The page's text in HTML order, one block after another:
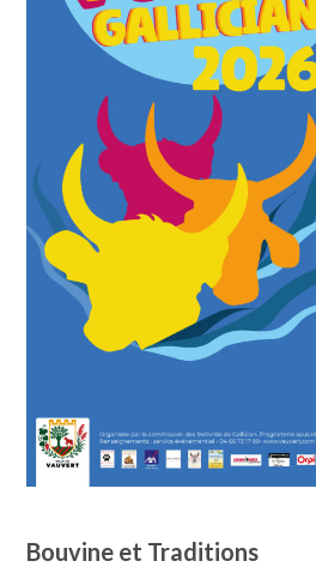
Bouvine et Traditions